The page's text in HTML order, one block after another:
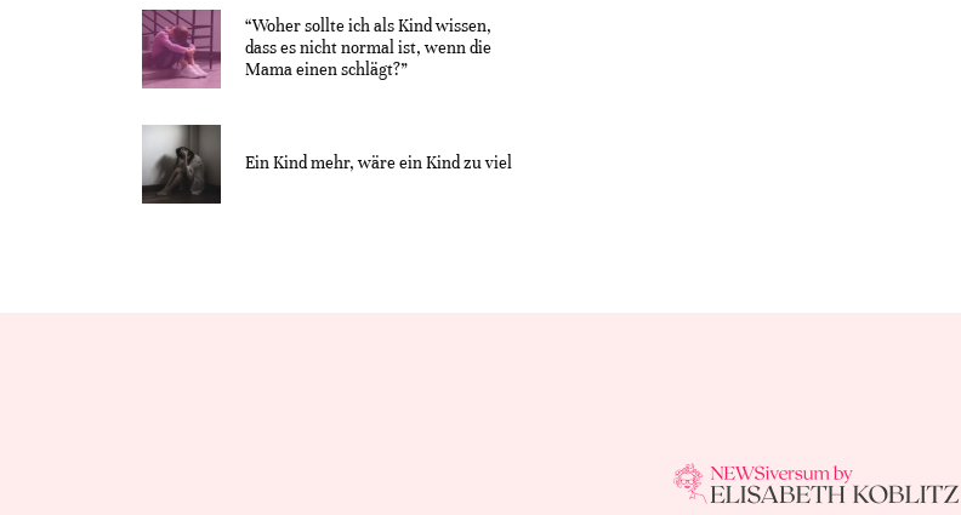
“Woher sollte ich als Kind wissen,
dass es nicht normal ist, wenn die
Mama einen schlägt?”
Ein Kind mehr, wäre ein Kind zu viel